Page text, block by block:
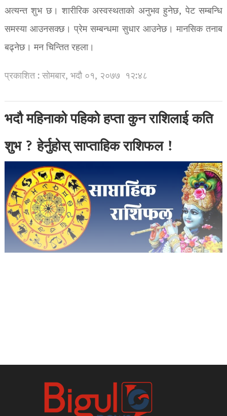
अत्यन्त शुभ छ। शारीरिक अस्वस्थताको अनुभव हुनेछ, पेट सम्बन्धि
समस्या आउनसक्छ। प्रेम सम्बन्धमा सुधार आउनेछ। मानसिक तनाब
बढ्नेछ। मन चिन्तित रहला।
प्रकाशित : सोमबार, भदौ ०१, २०७७ १२:४८
भदौ महिनाको पहिको हप्ता कुन राशिलाई कति
शुभ ? हेर्नुहोस् साप्ताहिक राशिफल !